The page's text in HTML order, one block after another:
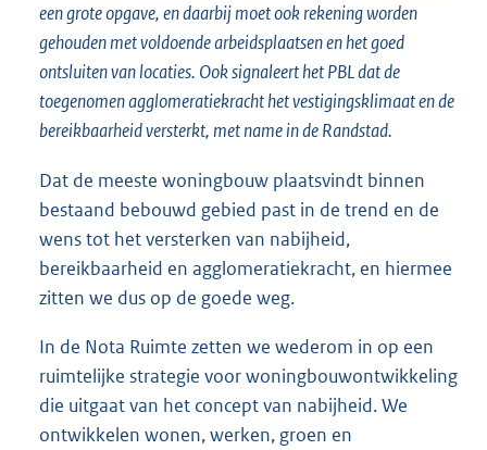
een grote opgave, en daarbij moet ook rekening worden
gehouden met voldoende arbeidsplaatsen en het goed
ontsluiten van locaties. Ook signaleert het PBL dat de
toegenomen agglomeratiekracht het vestigingsklimaat en de
bereikbaarheid versterkt, met name in de Randstad.
Dat de meeste woningbouw plaatsvindt binnen
bestaand bebouwd gebied past in de trend en de
wens tot het versterken van nabijheid,
bereikbaarheid en agglomeratiekracht, en hiermee
zitten we dus op de goede weg.
In de Nota Ruimte zetten we wederom in op een
ruimtelijke strategie voor woningbouwontwikkeling
die uitgaat van het concept van nabijheid. We
ontwikkelen wonen, werken, groen en